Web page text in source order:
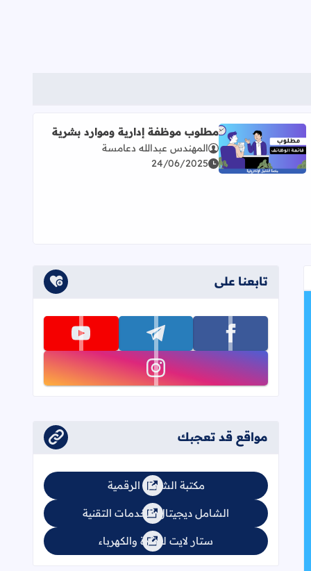
اقرأ المزيد عن مطلوب موظفة إدارية وموارد بشرية
مطلوب موظفة إدارية وموارد بشرية
المهندس عبدالله دعامسة
24/06/2025
تابعنا على
تابعنا على facebook تابعنا على telegram تابعنا على youtube
تابعنا على instagram
مواقع قد تعجبك
مكتبة الشامل الرقمية
الشامل ديجيتال للخدمات التقنية
ستار لايت للإنارة والكهرباء